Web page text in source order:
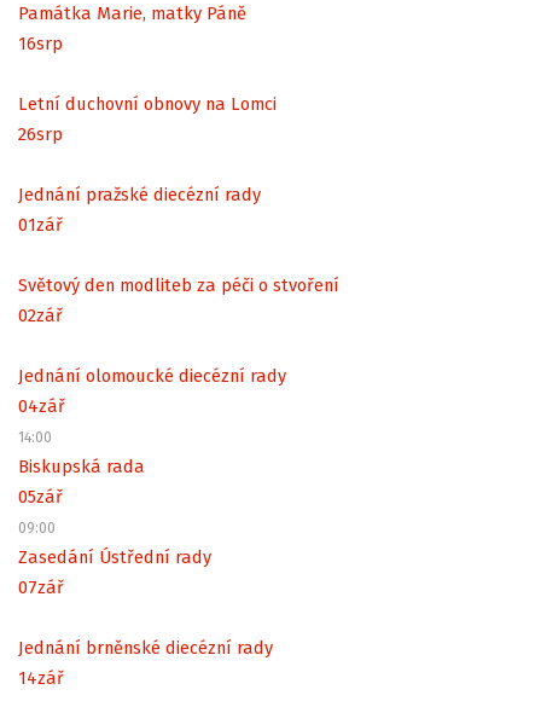
Památka Marie, matky Páně
16srp
Letní duchovní obnovy na Lomci
26srp
Jednání pražské diecézní rady
01zář
Světový den modliteb za péči o stvoření
02zář
Jednání olomoucké diecézní rady
04zář
14:00
Biskupská rada
05zář
09:00
Zasedání Ústřední rady
07zář
Jednání brněnské diecézní rady
14zář